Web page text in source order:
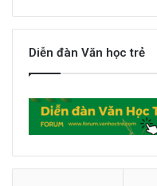
Diễn đàn Văn học trẻ